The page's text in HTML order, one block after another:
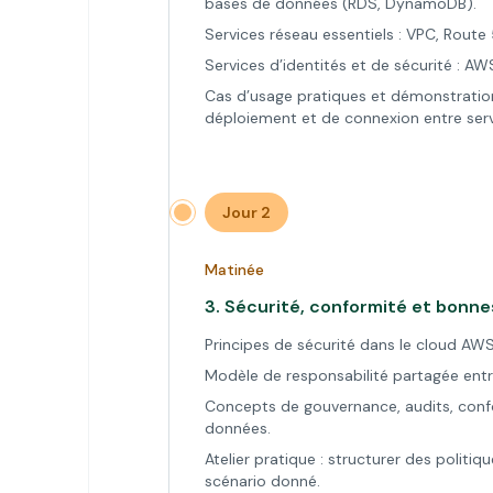
Services réseau essentiels : VPC,
Services d’identités et de sécurité :
Cas d’usage pratiques et
déploiement et de connexion entre
Jour 2
Matinée
3. Sécurité, conformité et
Principes de sécurité dans le cloud
Modèle de responsabilité partagée
Concepts de gouvernance, audits,
données.
Atelier pratique : structurer des
scénario donné.